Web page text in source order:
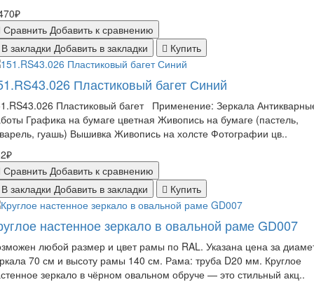
Сравнить Добавить к сравнению
закладки Добавить в закладки Купить
Пластиковый багет Синий
Пластиковый багет Применение: Зеркала
Графика на бумаге цветная Живопись на бумаге (пастель,
гуашь) Вышивка Живопись на холсте Фотографии цв..
Сравнить Добавить к сравнению
закладки Добавить в закладки Купить
настенное зеркало в овальной раме GD007
любой размер и цвет рамы по RAL. Указана цена за
70 см и высоту рамы 140 см. Рама: труба D20 мм. Круглое
зеркало в чёрном овальном обруче — это стильный акц..